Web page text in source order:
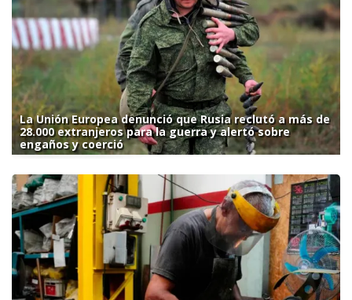
La Unión Europea denunció que Rusia reclutó a más de
28.000 extranjeros para la guerra y alertó sobre
engaños y coerció